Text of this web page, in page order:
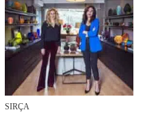
SIRÇA